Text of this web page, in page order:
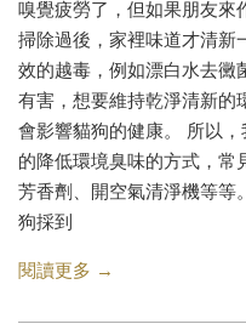
嗅覺疲勞了，但如果朋友來
掃除過後，家裡味道才清新
效的越毒，例如漂白水去黴
有害，想要維持乾淨清新的
會影響貓狗的健康。 所以
的降低環境臭味的方式，常
芳香劑、開空氣清淨機等等
狗採到
閱讀更多 →